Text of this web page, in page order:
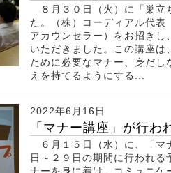
８月３０日（火）に「巣立
た。（株）コーディアル代
アカウンセラー）をお招きし
いただきました。この講座は
ために必要なマナー、身だ
えを持てるようにする...
2022年6月16日
「マナー講座」が行
６月１５日（水）に、「マ
日～２９日の期間に行われ